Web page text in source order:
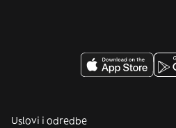
Uslovi i odredbe